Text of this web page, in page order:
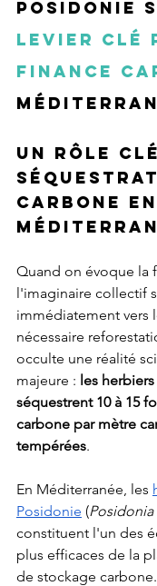
Posidonie
levier clé
finance
Un rôle
carbone en
Quand on évoque la
l'imaginaire collectif
immédiatement vers
nécessaire
occulte une réalité
majeure : les
séquestrent 10 à 15
carbone par mètre
tempérées.
En Méditerranée, les
Posidonie (
constituent l'un des
plus efficaces de la
de stockage